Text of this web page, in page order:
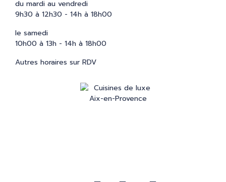
du mardi au vendredi
9h30 à 12h30 - 14h à 18h00
le samedi
10h00 à 13h - 14h à 18h00
Autres horaires sur RDV